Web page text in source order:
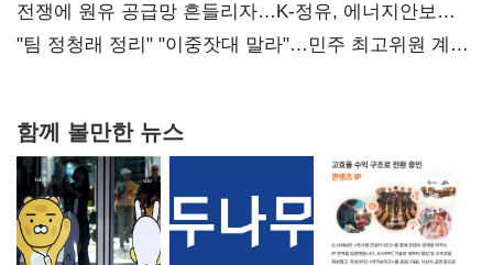
때리기
전쟁에 원유 공급망 흔들리자…K-정유, 에너지안보
핵심으로 재부상
"팀 정청래 정리" "이중잣대 말라"…민주 최고위원 계파
함께 볼만한 뉴스